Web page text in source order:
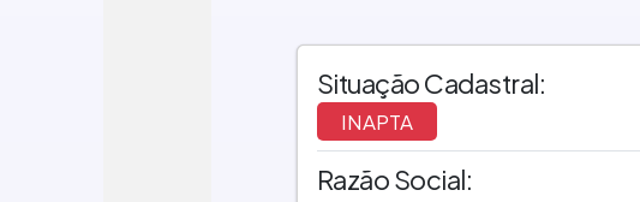
Situação Cadastral:
INAPTA
Razão Social: